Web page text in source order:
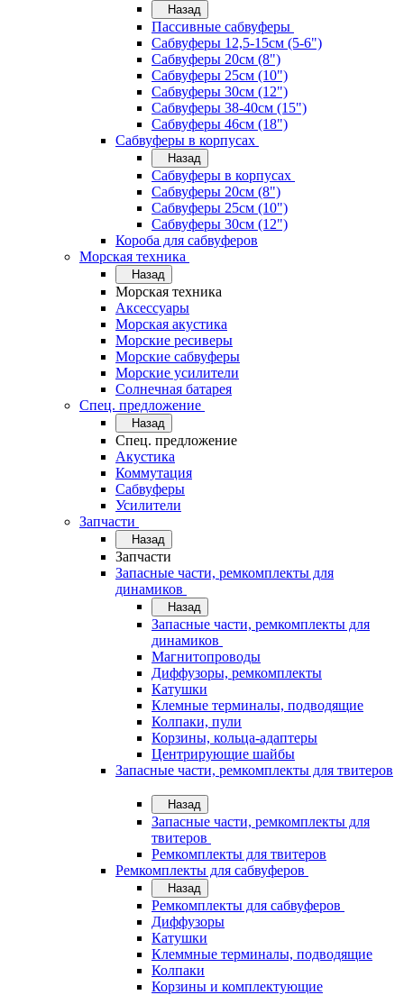
Назад
Пассивные сабвуферы
Сабвуферы 12,5-15см (5-6")
Сабвуферы 20см (8")
Сабвуферы 25см (10")
Сабвуферы 30см (12")
Сабвуферы 38-40см (15")
Сабвуферы 46см (18")
Сабвуферы в корпусах
Назад
Сабвуферы в корпусах
Сабвуферы 20см (8")
Сабвуферы 25см (10")
Сабвуферы 30см (12")
Короба для сабвуферов
Морская техника
Назад
Морская техника
Аксессуары
Морская акустика
Морские ресиверы
Морские сабвуферы
Морские усилители
Солнечная батарея
Спец. предложение
Назад
Спец. предложение
Акустика
Коммутация
Сабвуферы
Усилители
Запчасти
Назад
Запчасти
Запасные части, ремкомплекты для
динамиков
Назад
Запасные части, ремкомплекты для
динамиков
Магнитопроводы
Диффузоры, ремкомплекты
Катушки
Клемные терминалы, подводящие
Колпаки, пули
Корзины, кольца-адаптеры
Центрирующие шайбы
Запасные части, ремкомплекты для твитеров
Назад
Запасные части, ремкомплекты для
твитеров
Ремкомплекты для твитеров
Ремкомплекты для сабвуферов
Назад
Ремкомплекты для сабвуферов
Диффузоры
Катушки
Клеммные терминалы, подводящие
Колпаки
Корзины и комплектующие